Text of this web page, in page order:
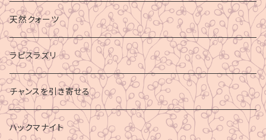
財運
天然クォーツ
ラピスラズリ
チャンスを引き寄せる
ハックマナイト